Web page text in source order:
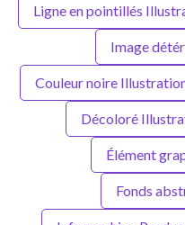
Ligne en pointillés
Image
Couleur noire
Décoloré
Élément
Fonds